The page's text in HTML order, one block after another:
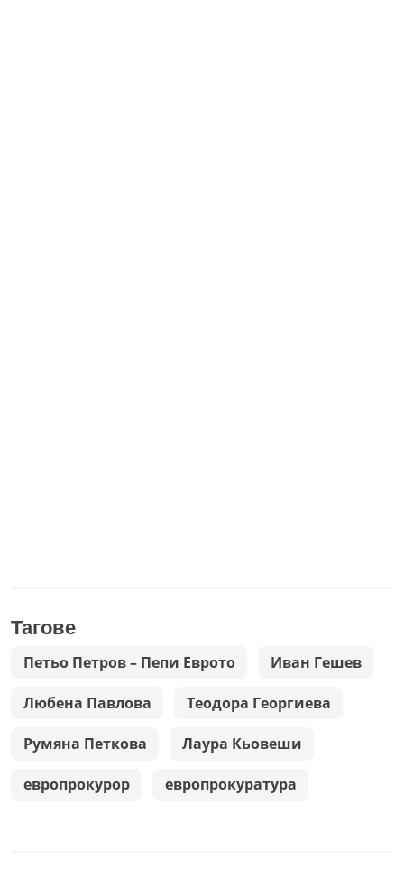
Тагове
Петьо Петров – Пепи Еврото Иван Гешев
Любена Павлова Теодора Георгиева
Румяна Петкова Лаура Кьовеши
европрокурор европрокуратура